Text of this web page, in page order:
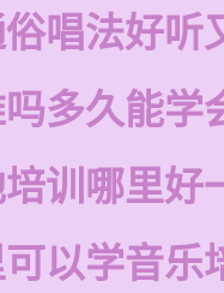
唱法好听
多久能学
训哪里好
以学音乐